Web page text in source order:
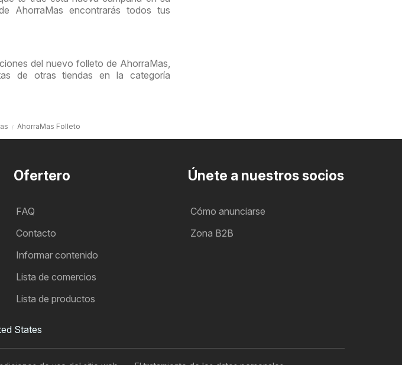
folleto
AhorraMas encontrarás todos tus
del nuevo folleto de AhorraMas,
de otras tiendas en la categoría
AhorraMas Folleto
Ofertero
FAQ
Contacto
Informar contenido
Lista de comercios
Lista de productos
Únete a nuestros socios
Cómo anunciarse
Zona B2B
States